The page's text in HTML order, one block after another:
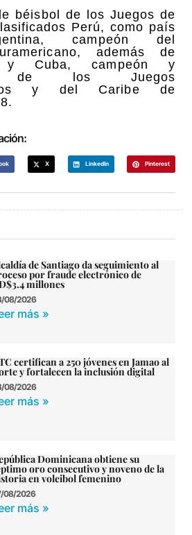
béisbol de los Juegos de
Perú, como país
campeón del
además de
y Cuba, campeón y
de los Juegos
y del Caribe de
X LinkedIn Pinterest
de Santiago da seguimiento al
por fraude electrónico de
millones
08/2026
más »
certifican a 250 jóvenes en Jamao al
y fortalecen la inclusión digital
08/2026
más »
Dominicana obtiene su
oro consecutivo y noveno de la
en voleibol femenino
08/2026
más »